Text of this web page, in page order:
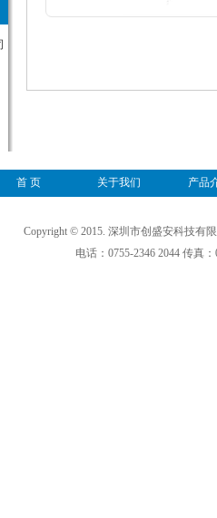
首 页 关于我们 产品
Copyright © 2015. 深圳市创盛安科技有
电话：0755-2346 2044 传真